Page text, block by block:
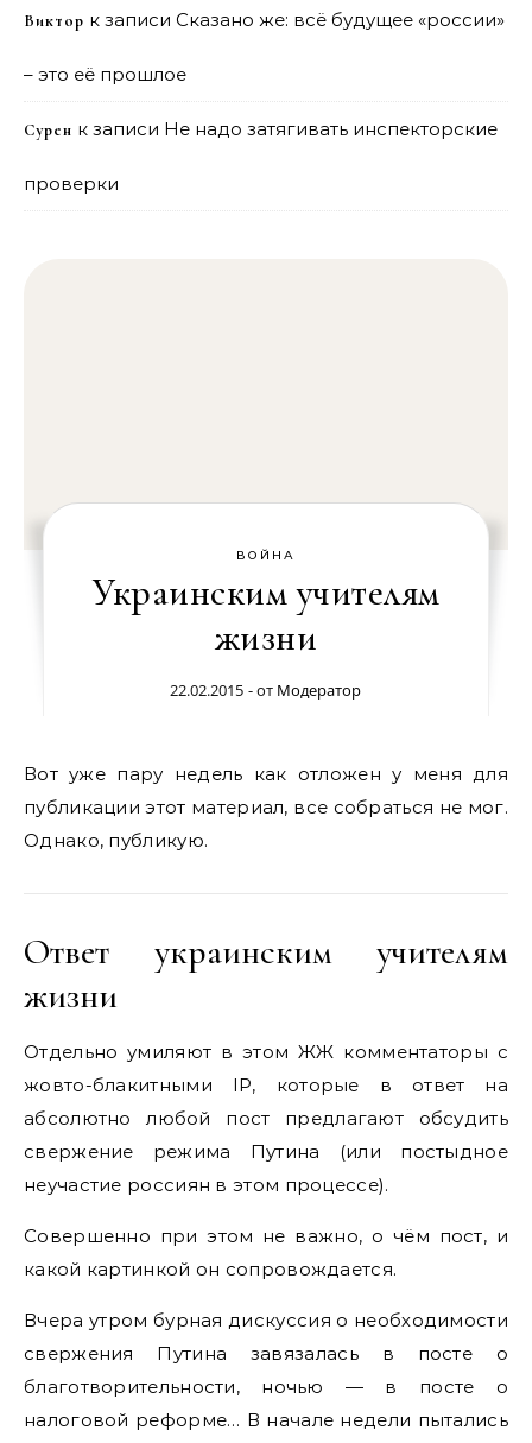
Виктор к записи Сказано же: всё будущее «россии»
– это её прошлое
Сурен к записи Не надо затягивать инспекторские
проверки
ВОЙНА
Украинским учителям
жизни
22.02.2015 - от Модератор
Вот уже пару недель как отложен у меня для
публикации этот материал, все собраться не мог.
Однако, публикую.
Ответ украинским учителям
жизни
Отдельно умиляют в этом ЖЖ комментаторы с
жовто-блакитными IP, которые в ответ на
абсолютно любой пост предлагают обсудить
свержение режима Путина (или постыдное
неучастие россиян в этом процессе).
Совершенно при этом не важно, о чём пост, и
какой картинкой он сопровождается.
Вчера утром бурная дискуссия о необходимости
свержения Путина завязалась в посте о
благотворительности, ночью — в посте о
налоговой реформе… В начале недели пытались